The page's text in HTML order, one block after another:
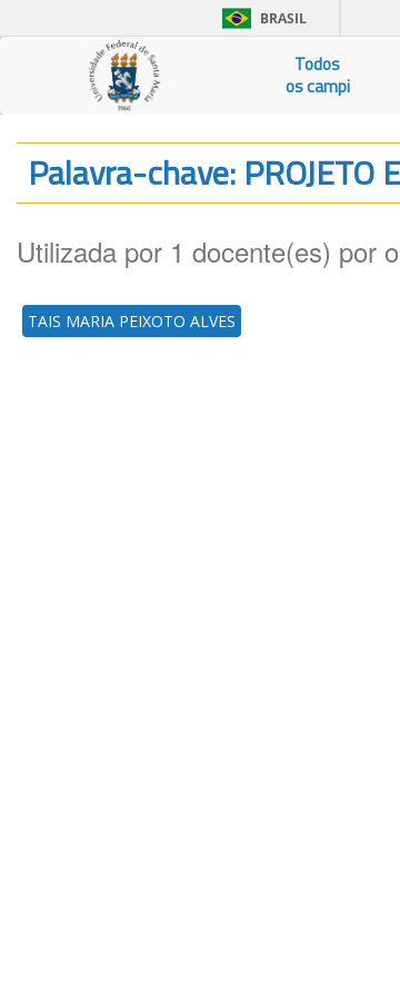
BRASIL
Todos
os campi
Palavra-chave: PROJETO
Utilizada por 1 docente(es) por
TAIS MARIA PEIXOTO ALVES